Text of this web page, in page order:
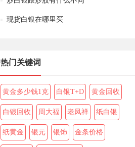
现货白银在哪里买
热门关键词
黄金多少钱1克 白银T+D 黄金回收
白银回收 周大福 老凤祥 纸白银
纸黄金 银元 银饰 金条价格